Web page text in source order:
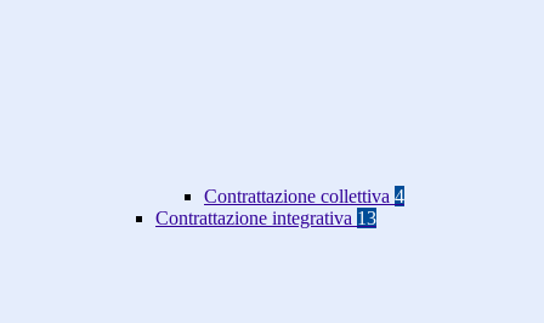
Contrattazione collettiva 4
Contrattazione integrativa 13